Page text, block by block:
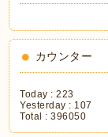
カウンター
Today :223
Yesterday : 107
Total :396050